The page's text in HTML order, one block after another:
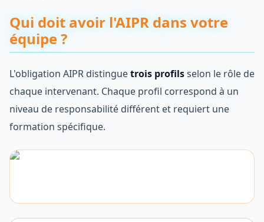
Qui doit avoir l'AIPR dans votre
équipe ?
L'obligation AIPR distinguetrois profilsselon le rôle de
chaque intervenant. Chaque profil correspond à un
niveau de responsabilité différent et requiert une
formation spécifique.